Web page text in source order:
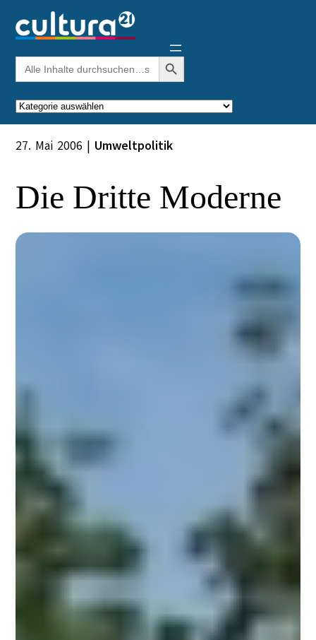
Inhalt
springen
Search
for:
Search Button
Kategorien
27. Mai 2006 | Umweltpolitik
Die Dritte Moderne